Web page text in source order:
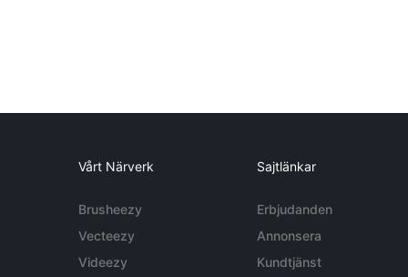
Vårt Närverk
Brusheezy
Vecteezy
Videezy
Sajtlänkar
Erbjudanden
Annonsera
Kundtjänst